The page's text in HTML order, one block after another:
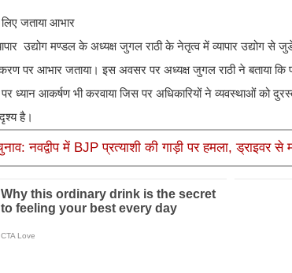
जताया आभार
उद्योग मण्डल के अध्यक्ष जुगल राठी के नेतृत्व में व्यापार उद्योग से
पर आभार जताया। इस अवसर पर अध्यक्ष जुगल राठी ने बताया
ध्यान आकर्षण भी करवाया जिस पर अधिकारियों ने व्यवस्थाओं को
है।
नवद्वीप में BJP प्रत्याशी की गाड़ी पर हमला, ड्राइवर